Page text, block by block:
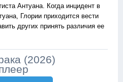
Антуана. Когда инцидент в
Глории приходится вести
других принять различия ее
(2026)